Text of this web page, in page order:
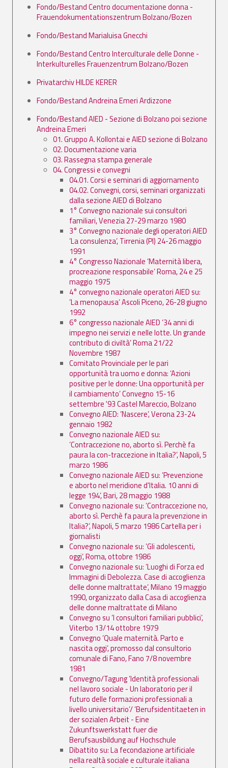
Fondo/Bestand Centro documentazione donna -
Frauendokumentationszentrum Bolzano/Bozen
Fondo/Bestand Marialuisa Gnecchi
Fondo/Bestand Centro Interculturale delle Donne -
Interkulturelles Frauenzentrum Bolzano/Bozen
Privatarchiv HILDE KERER
Fondo/Bestand Andreina Emeri Ardizzone
Fondo/Bestand AIED - Sezione di Bolzano poi sezione
Andreina Emeri
01. Gruppo A. Kollontai e AIED sezione di Bolzano
02. Documentazione varia
03. Rassegna stampa generale
04. Congressi e convegni
04.01. Corsi e seminari di aggiornamento
04.02. Convegni, corsi, seminari organizzati
dalla sezione AIED di Bolzano
1° Convegno nazionale sui consultori
familiari, Venezia 27-29 marzo 1980
3° Convegno nazionale degli operatori AIED
’La consulenza’, Tirrenia (PI) 24-26 maggio
1991
4° Congresso Nazionale ’Maternità libera,
procreazione responsabile’ Roma, 24 e 25
maggio 1975
4° convegno nazionale operatori AIED su:
’La menopausa’ Ascoli Piceno, 26-28 giugno
1992
6° congresso nazionale AIED ’34 anni di
impegno nei servizi e nelle lotte. Un grande
contributo di civiltà’ Roma 21/22
Novembre 1987
Comitato Provinciale per le pari
opportunità tra uomo e donna: ’Azioni
positive per le donne: Una opportunità per
il cambiamento’ Convegno 15-16
settembre '93 Castel Mareccio, Bolzano
Convegno AIED: ’Nascere’, Verona 23-24
gennaio 1982
Convegno nazionale AIED su:
’Contraccezione no, aborto sì. Perchè fa
paura la con-traccezione in Italia?’, Napoli, 5
marzo 1986
Convegno nazionale AIED su: ’Prevenzione
e aborto nel meridione d'Italia. 10 anni di
legge 194’, Bari, 28 maggio 1988
Convegno nazionale su: ’Contraccezione no,
aborto sì. Perchè fa paura la prevenzione in
Italia?’, Napoli, 5 marzo 1986 Cartella per i
giornalisti
Convegno nazionale su: ’Gli adolescenti,
oggi’, Roma, ottobre 1986
Convegno nazionale su: ’Luoghi di Forza ed
Immagini di Debolezza. Case di accoglienza
delle donne maltrattate’, Milano 19 maggio
1990, organizzato dalla Casa di accoglienza
delle donne maltrattate di Milano
Convegno su ’I consultori familiari pubblici’,
Viterbo 13/14 ottobre 1979
Convegno ’Quale maternità. Parto e
nascita oggi’, promosso dal consultorio
comunale di Fano, Fano 7/8 novembre
1981
Convegno/Tagung ’Identità professionali
nel lavoro sociale - Un laboratorio per il
futuro delle formazioni professionali a
livello universitario’/ ’Berufsidentitaeten in
der sozialen Arbeit - Eine
Zukunftswerkstatt fuer die
Berufsausbildung auf Hochschule
Dibattito su: La fecondazione artificiale
nella realtà sociale e culturale italiana